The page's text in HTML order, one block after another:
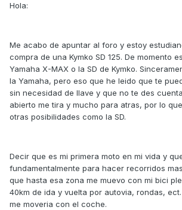
Hola:
Me acabo de apuntar al foro y estoy
compra de una Kymko SD 125. De momento
Yamaha X-MAX o la SD de Kymko.
la Yamaha, pero eso que he leido que te
sin necesidad de llave y que no te des
abierto me tira y mucho para atras, por lo
otras posibilidades como la SD.
Decir que es mi primera moto en mi vida y
fundamentalmente para hacer recorridos
que hasta esa zona me muevo con mi bici
40km de ida y vuelta por autovia, rondas,
me moveria con el coche.